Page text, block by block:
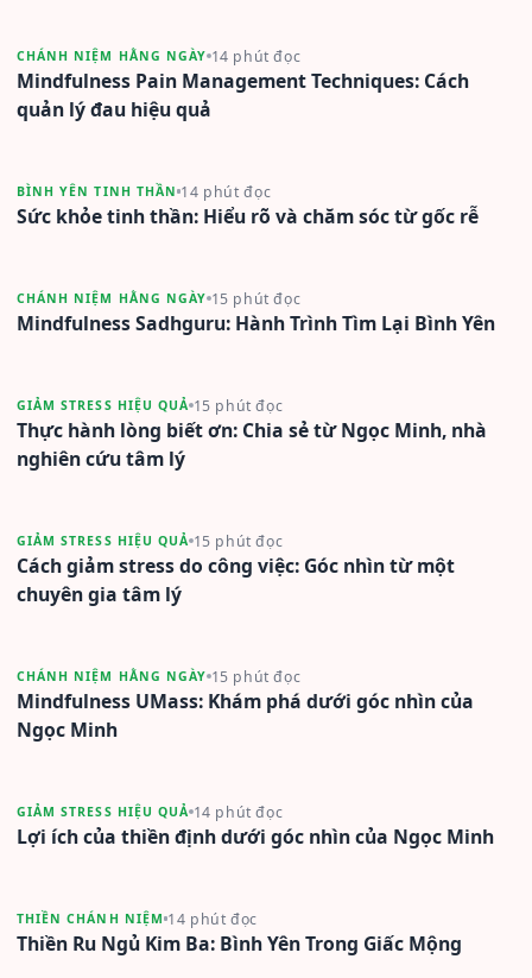
CHÁNH NIỆM HẰNG NGÀY 14 phút đọc
Mindfulness Pain Management Techniques: Cách
quản lý đau hiệu quả
BÌNH YÊN TINH THẦN 14 phút đọc
Sức khỏe tinh thần: Hiểu rõ và chăm sóc từ gốc rễ
CHÁNH NIỆM HẰNG NGÀY 15 phút đọc
Mindfulness Sadhguru: Hành Trình Tìm Lại Bình Yên
GIẢM STRESS HIỆU QUẢ 15 phút đọc
Thực hành lòng biết ơn: Chia sẻ từ Ngọc Minh, nhà
nghiên cứu tâm lý
GIẢM STRESS HIỆU QUẢ 15 phút đọc
Cách giảm stress do công việc: Góc nhìn từ một
chuyên gia tâm lý
CHÁNH NIỆM HẰNG NGÀY 15 phút đọc
Mindfulness UMass: Khám phá dưới góc nhìn của
Ngọc Minh
GIẢM STRESS HIỆU QUẢ 14 phút đọc
Lợi ích của thiền định dưới góc nhìn của Ngọc Minh
THIỀN CHÁNH NIỆM 14 phút đọc
Thiền Ru Ngủ Kim Ba: Bình Yên Trong Giấc Mộng